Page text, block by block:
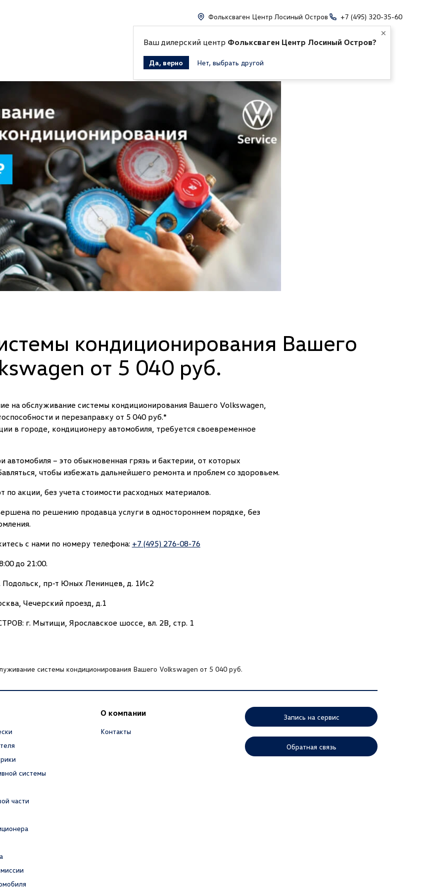
Фольксваген Центр Лосиный Остров +7 (495) 320-35-60
кондиционирования Вашего
от 5 040 руб.
на обслуживание системы кондиционирования Вашего Volkswagen,
и перезаправку от 5 040 руб.*
в городе, кондиционеру автомобиля, требуется своевременное
автомобиля – это обыкновенная грязь и бактерии, от которых
чтобы избежать дальнейшего ремонта и проблем со здоровьем.
по акции, без учета стоимости расходных материалов.
по решению продавца услуги в одностороннем порядке, без
с нами по номеру телефона: +7 (495) 276-08-76
до 21:00.
пр-т Юных Ленинцев, д. 1Ис2
Чечерский проезд, д.1
г. Мытищи, Ярославское шоссе, вл. 2В, стр. 1
системы кондиционирования Вашего Volkswagen от 5 040 руб.
системы
части
О компании
Контакты
Запись на сервис
Обратная связь
Ваш дилерский центр Фольксваген Центр Лосиный Остров?
Да, верно Нет, выбрать другой